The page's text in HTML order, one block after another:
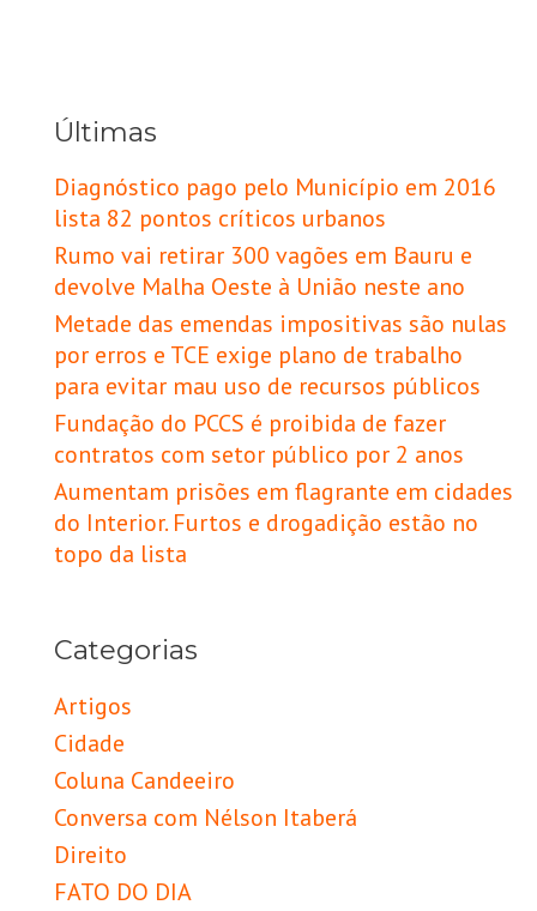
Últimas
Diagnóstico pago pelo Município em 2016
lista 82 pontos críticos urbanos
Rumo vai retirar 300 vagões em Bauru e
devolve Malha Oeste à União neste ano
Metade das emendas impositivas são nulas
por erros e TCE exige plano de trabalho
para evitar mau uso de recursos públicos
Fundação do PCCS é proibida de fazer
contratos com setor público por 2 anos
Aumentam prisões em flagrante em cidades
do Interior. Furtos e drogadição estão no
topo da lista
Categorias
Artigos
Cidade
Coluna Candeeiro
Conversa com Nélson Itaberá
Direito
FATO DO DIA